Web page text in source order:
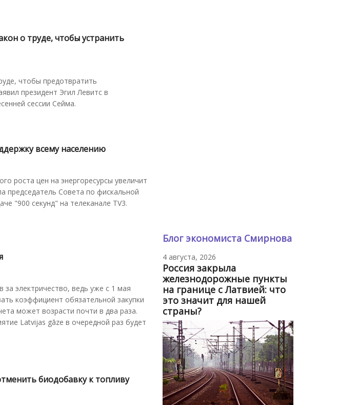
о труде, чтобы устранить
чтобы предотвратить
президент Эгил Левитс в
сессии Сейма.
всему населению
роста цен на энергоресурсы увеличит
председатель Совета по фискальной
"900 секунд" на телеканале TV3.
электричество, ведь уже с 1 мая
коэффициент обязательной закупки
может возрасти почти в два раза.
Latvijas gāze в очередной раз будет
биодобавку к топливу
Блог экономиста Смирнова
4 августа, 2026
Россия закрыла
железнодорожные пункты
на границе с Латвией: что
это значит для нашей
страны?